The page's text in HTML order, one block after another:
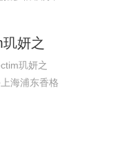
妍之
玑妍之
海浦东香格